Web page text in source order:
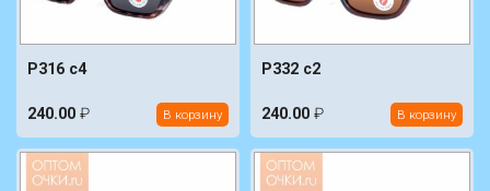
P316 c4
240.00 ₽ В корзину
P332 c2
240.00 ₽ В корзину